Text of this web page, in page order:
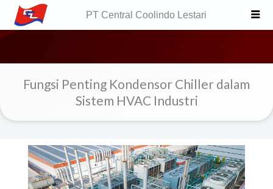
PT Central Coolindo Lestari
Fungsi Penting Kondensor Chiller dalam
Sistem HVAC Industri